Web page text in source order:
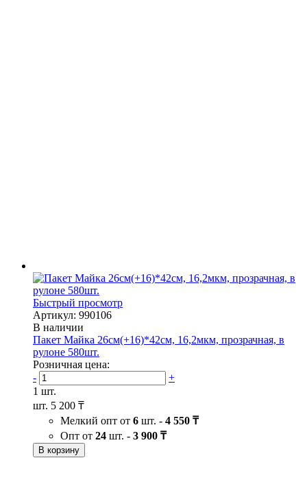
Быстрый просмотр
Артикул: 990106
В наличии
Пакет Майка 26см(+16)*42см, 16,2мкм, прозрачная, в
рулоне 580шт.
Розничная цена:
-
+
1 шт.
шт. 5 200 ₸
Мелкий опт от 6 шт. - 4 550 ₸
Опт от 24 шт. - 3 900 ₸
В корзину